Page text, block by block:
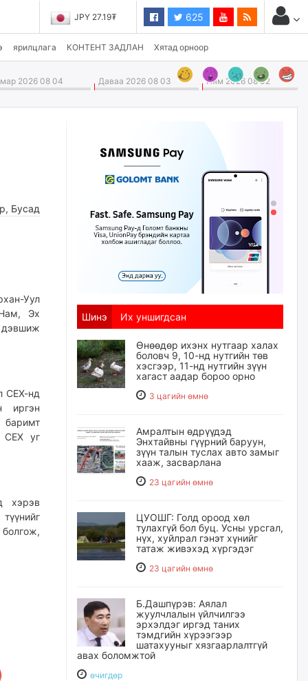
JPY 27.19₮ 625
ярилцлага КОНТЕНТ ЗАДЛАН Хятад орноор
2026 08 04 Даваа 2026 08 03 Ням 2026 08 02
, Бусад
Уул
Эх
дэвшиж
СЕХ-нд
иргэн
СЕХ уг
хэрэв
Шинэ Их уншигдсан
Өнөөдөр ихэнх нутгаар халах
боловч 9, 10-нд нутгийн төв
хэсгээр, 11-нд нутгийн зүүн
хагаст аадар бороо орно
3 цагийн өмнө
Амралтын өдрүүдэд
Энхтайвны гүүрний баруун,
зүүн талын туслах авто замыг
хааж, засварлана
23 цагийн өмнө
ЦУОШГ: Голд ороод хөл
тулахгүй бол буц. Усны урсгал,
нүх, хуйлрал гэнэт хүнийг
татаж живэхэд хүргэдэг
23 цагийн өмнө
Б.Дашпүрэв: Аялал
жуулчлалын үйлчилгээ
эрхэлдэг иргэд таних
тэмдгийн хүрээгээр
шатахууныг хязгаарлалтгүй
авах боломжтой
өчигдѳр